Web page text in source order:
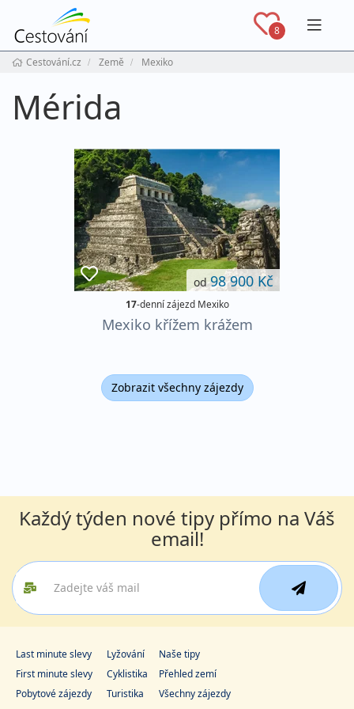
8
Cestování.cz Země Mexiko
Mérida
od98 900 Kč
17-denní zájezd Mexiko
Mexiko křížem krážem
Zobrazit všechny zájezdy
Každý týden nové tipy přímo na Váš
email!
Last minute slevy
First minute slevy
Pobytové zájezdy
Lyžování
Cyklistika
Turistika
Naše tipy
Přehled zemí
Všechny zájezdy